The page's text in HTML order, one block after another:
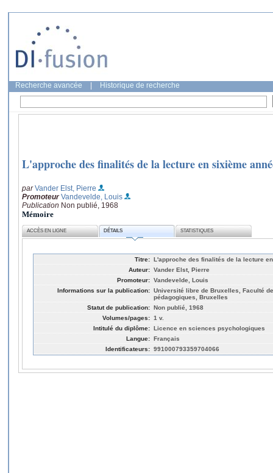
Recherche avancée Historique de recherche
L'approche des finalités de la lecture en sixième
parVander Elst, Pierre
Promoteur Vandevelde, Louis
Publication Non publié, 1968
Mémoire
ACCÈS EN LIGNE DÉTAILS STATISTIQUES
Titre: L'approche des finalités de la lecture
Auteur: Vander Elst, Pierre
Promoteur: Vandevelde, Louis
Informations sur la publication: Université libre de Bruxelles, Faculté
pédagogiques, Bruxelles
Statut de publication: Non publié, 1968
Volumes/pages: 1 v.
Intitulé du diplôme: Licence en sciences psychologiques
Langue: Français
Identificateurs: 991000793359704066